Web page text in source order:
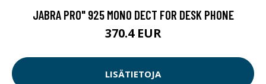
JABRA PRO" 925 MONO DECT FOR DESK PHONE
370.4 EUR
LISÄTIETOJA